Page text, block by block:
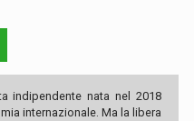
indipendente nata nel 2018
internazionale. Ma la libera